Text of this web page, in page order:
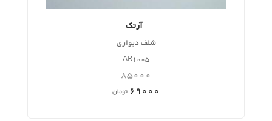
آرتک
شلف دیواری
AR1005
85000
69000 تومان